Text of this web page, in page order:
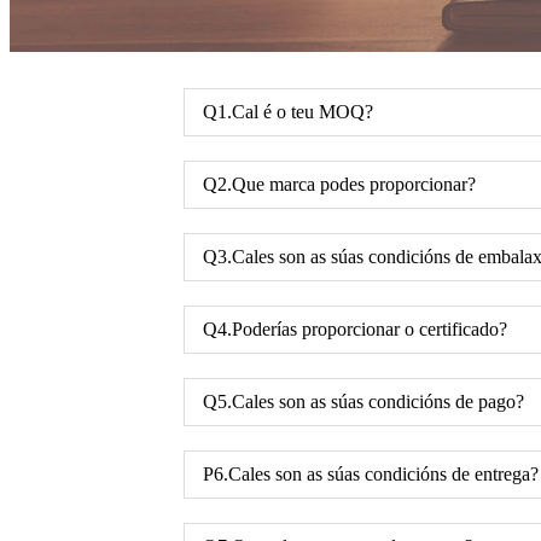
Q1.Cal é o teu MOQ?
Q2.Que marca podes proporcionar?
Q3.Cales son as súas condicións de
Q4.Poderías proporcionar o certificado?
Q5.Cales son as súas condicións de pago?
P6.Cales son as súas condicións de entrega?